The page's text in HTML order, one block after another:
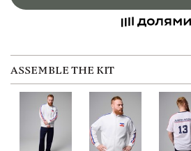
ASSEMBLE THE KIT